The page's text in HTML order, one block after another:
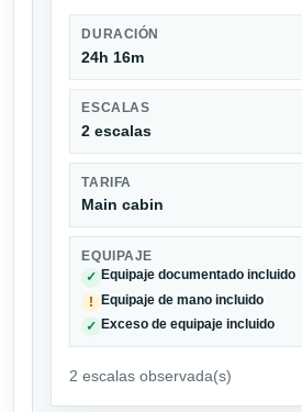
DURACIÓN
24h 16m
ESCALAS
2 escalas
TARIFA
Main cabin
EQUIPAJE
✓ Equipaje documentado incluido
! Equipaje de mano incluido
✓ Exceso de equipaje incluido
2 escalas observada(s)